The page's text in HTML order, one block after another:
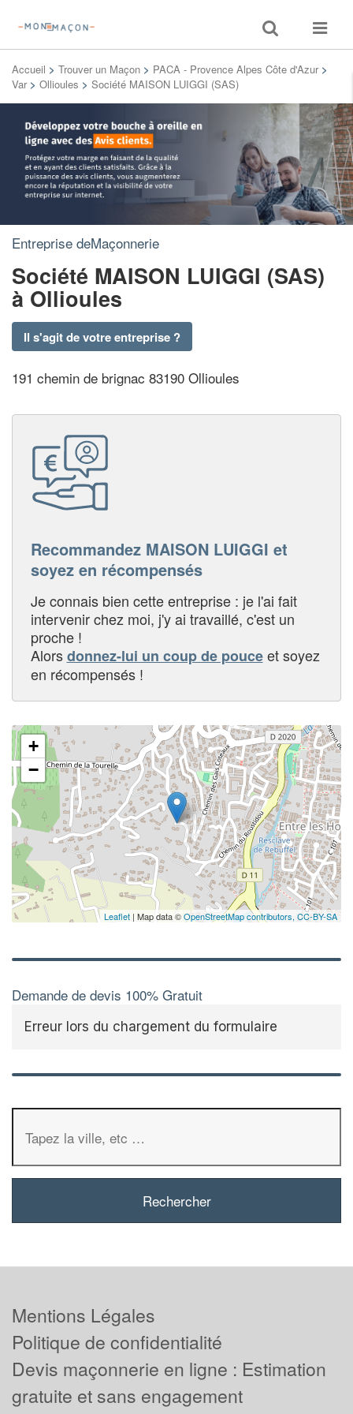
Toggle
search
Toggle
Accueil > Trouver un Maçon > PACA - Provence Alpes Côte d'Azur >
Var > Ollioules > Société MAISON LUIGGI (SAS)
Entreprise deMaçonnerie
Société MAISON LUIGGI (SAS)
à Ollioules
Il s'agit de votre entreprise ?
191 chemin de brignac 83190 Ollioules
Recommandez MAISON LUIGGI et
soyez en récompensés
Je connais bien cette entreprise : je l'ai fait
intervenir chez moi, j'y ai travaillé, c'est un
proche !
Alorsdonnez-lui un coup de pouceet soyez
en récompensés !
+
−
Leaflet | Map data ©OpenStreetMap contributors, CC-BY-SA
Demande de devis 100% Gratuit
Erreur lors du chargement du formulaire
Mentions Légales
Politique de confidentialité
Devis maçonnerie en ligne : Estimation
gratuite et sans engagement